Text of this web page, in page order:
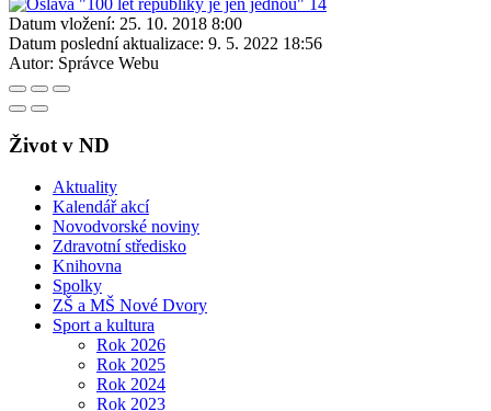
Datum vložení: 25. 10. 2018 8:00
Datum poslední aktualizace: 9. 5. 2022 18:56
Autor: Správce Webu
Život v ND
Aktuality
Kalendář akcí
Novodvorské noviny
Zdravotní středisko
Knihovna
Spolky
ZŠ a MŠ Nové Dvory
Sport a kultura
Rok 2026
Rok 2025
Rok 2024
Rok 2023